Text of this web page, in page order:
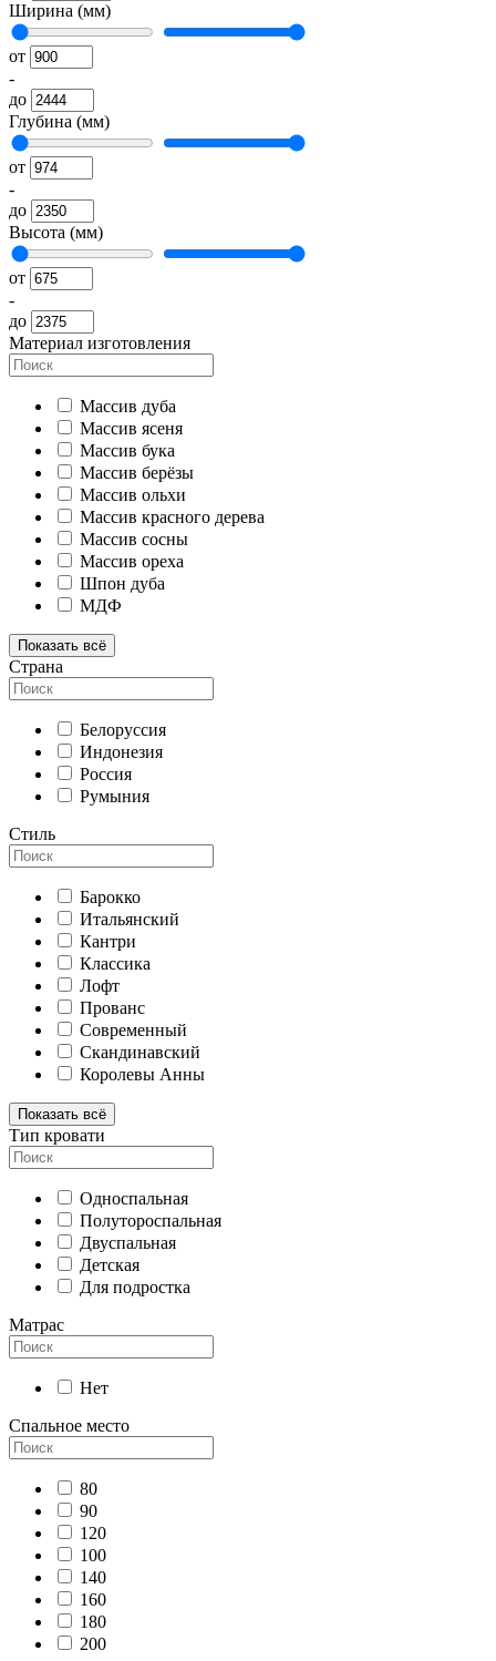
Ширина (мм)
от
-
до
Глубина (мм)
от
-
до
Высота (мм)
от
-
до
Материал изготовления
Массив дуба
Массив ясеня
Массив бука
Массив берёзы
Массив ольхи
Массив красного дерева
Массив сосны
Массив ореха
Шпон дуба
МДФ
Показать всё
Страна
Белоруссия
Индонезия
Россия
Румыния
Стиль
Барокко
Итальянский
Кантри
Классика
Лофт
Прованс
Современный
Скандинавский
Королевы Анны
Показать всё
Тип кровати
Односпальная
Полутороспальная
Двуспальная
Детская
Для подростка
Матрас
Нет
Спальное место
80
90
120
100
140
160
180
200